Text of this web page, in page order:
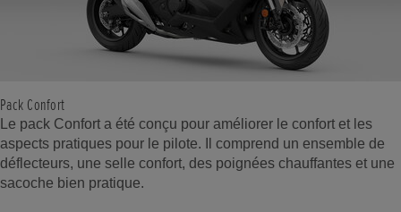
Pack Confort
Le pack Confort a été conçu pour améliorer le confort et les
aspects pratiques pour le pilote. Il comprend un ensemble de
déflecteurs, une selle confort, des poignées chauffantes et une
sacoche bien pratique.